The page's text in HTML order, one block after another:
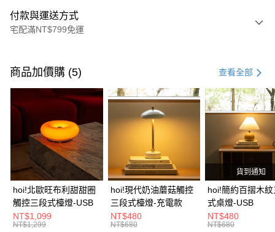
付款與運送方式
宅配滿NT$799免運
信用卡一次付款
信用卡分期付款
3 期 0 利率 每期 21家銀行
合作金庫商業銀行
第一商業銀行
華南商業銀行
彰化商業銀行
上海商業儲蓄銀行
台北富邦商業銀行
國泰世華商業銀行
兆豐國際商業銀行
臺灣中小企業銀行
台中商業銀行
匯豐（台灣）商業銀行
華泰商業銀行
聯邦商業銀行
遠東國際商業銀行
元大商業銀行
6 期 0 利率 每期NT$89 21家銀行
合作金庫商業銀行
第一商業銀行
華南商業銀行
彰化商業銀行
上海商業儲蓄銀行
台北富邦商業銀行
國泰世華商業銀行
兆豐國際商業銀行
臺灣中小企業銀行
台中商業銀行
匯豐（台灣）商業銀行
聯邦商業銀行
LINE Pay
Apple Pay
街口支付
AFTEE先享後付
商品加價購 (5) 查看全部
hoi!北歐旺布利甜甜圈
觸控三段式檯燈-USB
NT$1,099
NT$1,299
hoi!現代奶油蘑菇觸控
三段式檯燈-充電款
NT$480
NT$680
貨到通知
hoi!簡約百摺木
式桌燈-USB
NT$480
NT$680